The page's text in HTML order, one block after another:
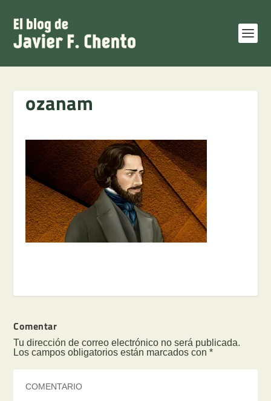
ozanam
Comentar
Tu dirección de correo electrónico no será publicada.
Los campos obligatorios están marcados con*